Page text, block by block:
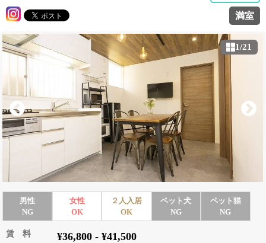
満室
1/21
男性
NG
女性
OK
２人入居
OK
ペット犬
NG
ペット猫
NG
賃 料 ¥36,800 - ¥41,500